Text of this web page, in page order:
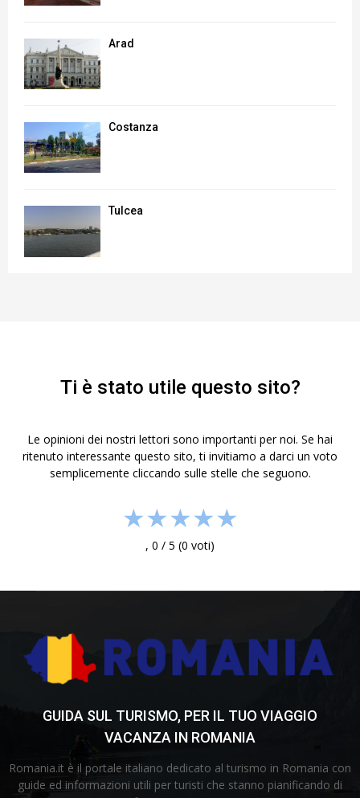
Arad
Costanza
Tulcea
Ti è stato utile questo sito?
Le opinioni dei nostri lettori sono importanti per noi. Se hai
ritenuto interessante questo sito, ti invitiamo a darci un voto
semplicemente cliccando sulle stelle che seguono.
★★★★★
, 0 / 5 (0 voti)
GUIDA SUL TURISMO, PER IL TUO VIAGGIO
VACANZA IN ROMANIA
Romania.it è il portale italiano dedicato al turismo in Romania con
guide ed informazioni utili per turisti che stanno pianificando di